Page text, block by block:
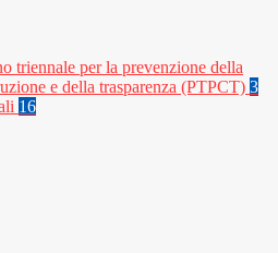
triennale per la prevenzione della
e della trasparenza (PTPCT) 3
16